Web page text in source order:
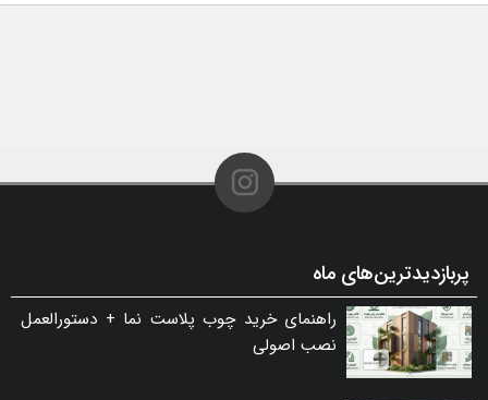
پربازدیدترین‌های ماه
راهنمای خرید چوب پلاست نما + دستورالعمل
نصب اصولی